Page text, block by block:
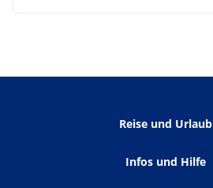
Reise und Urlaub
Infos und Hilfe